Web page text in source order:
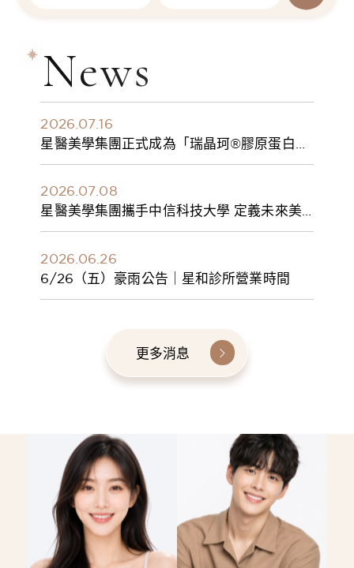
News
2026.07.16
星醫美學集團正式成為「瑞晶珂®膠原蛋白植
入劑」台灣獨家總代理
2026.07.08
星醫美學集團攜手中信科技大學 定義未來美
學人才新標準 建構健康美學產學共育模式 串
2026.06.26
6/26（五）豪雨公告｜星和診所營業時間
更多消息